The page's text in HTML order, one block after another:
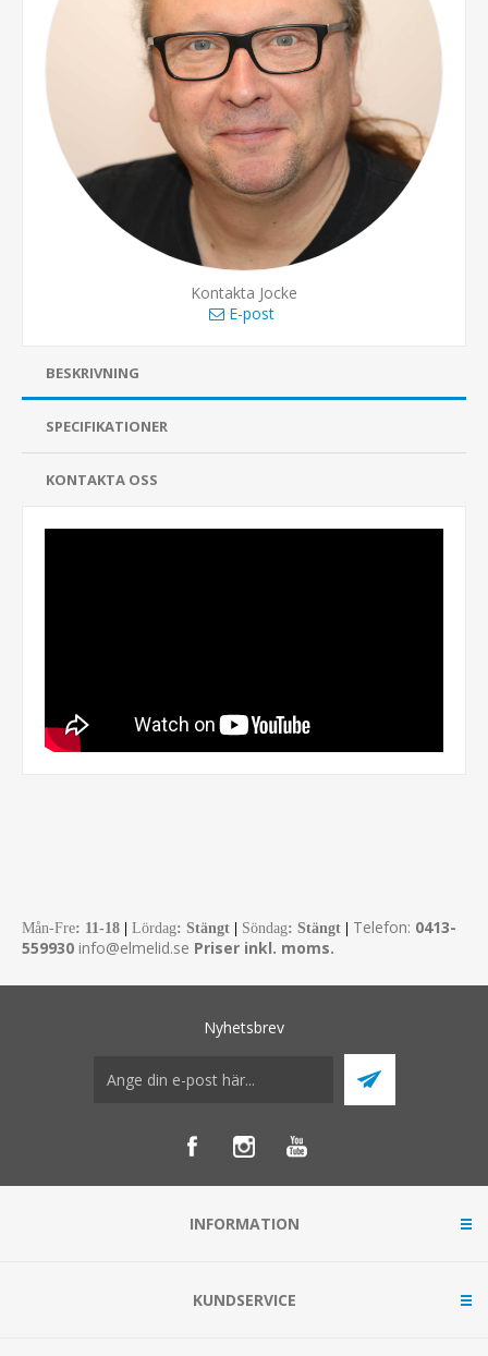
Kontakta Jocke
E-post
BESKRIVNING
SPECIFIKATIONER
KONTAKTA OSS
Mån-Fre: 11-18 Lördag: Stängt Söndag: Stängt Telefon: 0413-
559930 info@elmelid.se Priser inkl. moms.
Nyhetsbrev
INFORMATION
KUNDSERVICE